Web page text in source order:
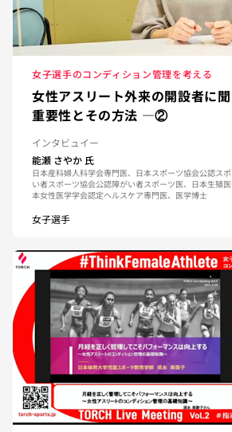
女子選手のコンディション管理を考える
女性アスリート外来の開設者に
重要性とその方法 —②
インタビュイー
能瀬 さやか 氏
日本産科婦人科学会専門医、日本スポーツ協会公認ス
い者スポーツ協会公認障がい者スポーツ医、日本生殖
本女性医学学会認定ヘルスケア専門医、医学博士
女子選手